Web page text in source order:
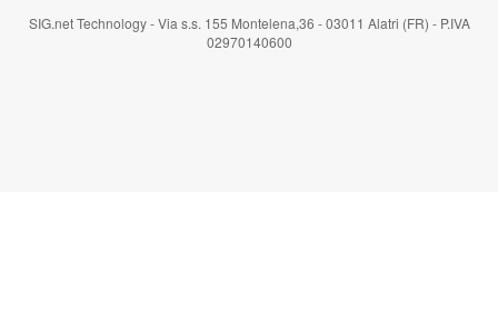
SIG.net Technology - Via s.s. 155 Montelena,36 - 03011 Alatri (FR) - P.IVA
02970140600